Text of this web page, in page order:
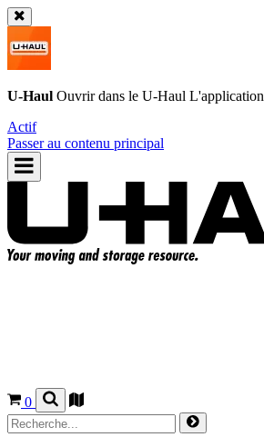
U-Haul Ouvrir dans le U-Haul L'application
Actif
Passer au contenu principal
0